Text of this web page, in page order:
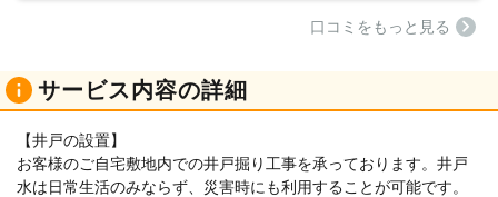
⼝コミをもっと見る
サービス内容の詳細
【井戸の設置】
お客様のご自宅敷地内での井戸掘り工事を承っております。井戸
水は日常生活のみならず、災害時にも利用することが可能です。